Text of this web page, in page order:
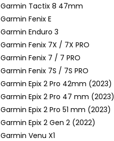
Garmin Tactix 8 47mm
Garmin Fenix E
Garmin Enduro 3
Garmin Fenix 7X / 7X PRO
Garmin Fenix 7 / 7 PRO
Garmin Fenix 7S / 7S PRO
Garmin Epix 2 Pro 42mm (2023)
Garmin Epix 2 Pro 47 mm (2023)
Garmin Epix 2 Pro 51 mm (2023)
Garmin Epix 2 Gen 2 (2022)
Garmin Venu X1